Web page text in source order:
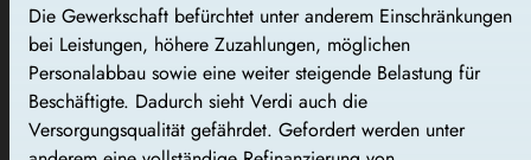
Die Gewerkschaft befürchtet unter anderem Einschränkungen
bei Leistungen, höhere Zuzahlungen, möglichen
Personalabbau sowie eine weiter steigende Belastung für
Beschäftigte. Dadurch sieht Verdi auch die
Versorgungsqualität gefährdet. Gefordert werden unter